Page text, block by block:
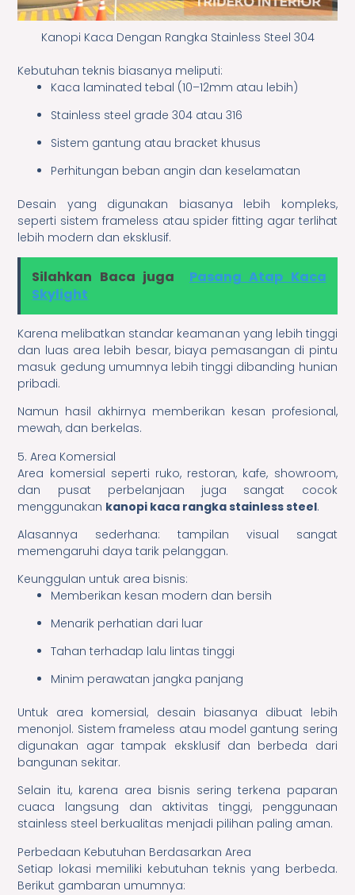
Kanopi Kaca Dengan Rangka Stainless Steel 304
Kebutuhan teknis biasanya meliputi:
Kaca laminated tebal (10–12mm atau lebih)
Stainless steel grade 304 atau 316
Sistem gantung atau bracket khusus
Perhitungan beban angin dan keselamatan
Desain yang digunakan biasanya lebih kompleks,
seperti sistem frameless atau spider fitting agar terlihat
lebih modern dan eksklusif.
Silahkan Baca juga
Pasang Atap Kaca
Skylight
Karena melibatkan standar keamanan yang lebih tinggi
dan luas area lebih besar, biaya pemasangan di pintu
masuk gedung umumnya lebih tinggi dibanding hunian
pribadi.
Namun hasil akhirnya memberikan kesan profesional,
mewah, dan berkelas.
5. Area Komersial
Area komersial seperti ruko, restoran, kafe, showroom,
dan pusat perbelanjaan juga sangat cocok
menggunakan kanopi kaca rangka stainless steel.
Alasannya sederhana: tampilan visual sangat
memengaruhi daya tarik pelanggan.
Keunggulan untuk area bisnis:
Memberikan kesan modern dan bersih
Menarik perhatian dari luar
Tahan terhadap lalu lintas tinggi
Minim perawatan jangka panjang
Untuk area komersial, desain biasanya dibuat lebih
menonjol. Sistem frameless atau model gantung sering
digunakan agar tampak eksklusif dan berbeda dari
bangunan sekitar.
Selain itu, karena area bisnis sering terkena paparan
cuaca langsung dan aktivitas tinggi, penggunaan
stainless steel berkualitas menjadi pilihan paling aman.
Perbedaan Kebutuhan Berdasarkan Area
Setiap lokasi memiliki kebutuhan teknis yang berbeda.
Berikut gambaran umumnya: